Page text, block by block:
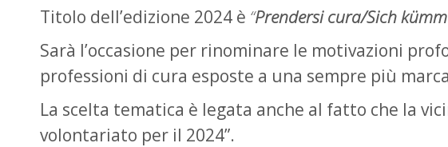
Titolo dell’edizione 2024 è “Prendersi cura/Sich
Sarà l’occasione per rinominare le motivazioni
professioni di cura esposte a una sempre più
La scelta tematica è legata anche al fatto che la
volontariato per il 2024”.